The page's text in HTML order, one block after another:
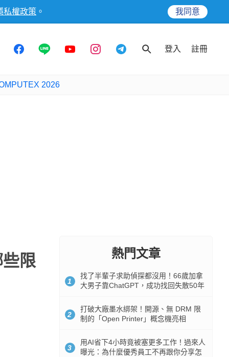
私權政策 。 我同意
登入 註冊
2026
限
熱門文章
1
找了半輩子求助偵探都沒用！66歲加拿
大男子靠ChatGPT，成功找回失散50年
2
打破大廠墨水綁架！開源、無 DRM 限
制的「Open Printer」概念機亮相
3
用AI省下4小時竟被塞更多工作！過來人
曝光：為什麼優秀員工不再跟你分享怎